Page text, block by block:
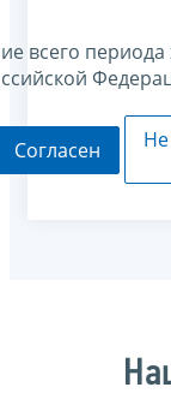
всего
Согласен Не